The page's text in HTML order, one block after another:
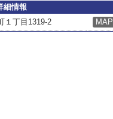
細情報
１丁目1319-2 MAP